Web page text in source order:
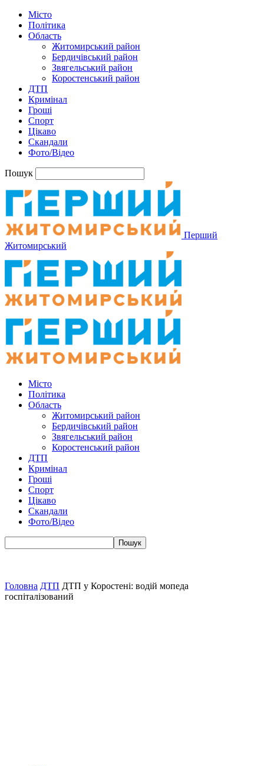
Місто
Політика
Область
Житомирський район
Бердичівський район
Звягельський район
Коростенський район
ДТП
Кримінал
Гроші
Спорт
Цікаво
Скандали
Фото/Відео
Пошук
Перший
Житомирський
Місто
Політика
Область
Житомирський район
Бердичівський район
Звягельський район
Коростенський район
ДТП
Кримінал
Гроші
Спорт
Цікаво
Скандали
Фото/Відео
Головна ДТП ДТП у Коростені: водій мопеда
госпіталізований